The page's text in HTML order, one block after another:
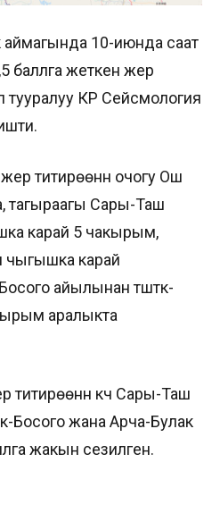
аймагында 10-июнда саат
баллга жеткен жер
тууралуу КР Сейсмология
титирөөнүн очогу Ош
тагыраагы Сары-Таш
карай 5 чакырым,
чыгышка карай
айылынан түштүк-
аралыкта
күчү Сары-Таш
Босого жана Арча-Булак
жакын сезилген.